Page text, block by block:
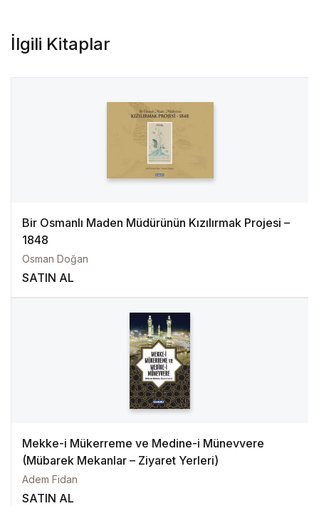
İlgili Kitaplar
Bir Osmanlı Maden Müdürünün Kızılırmak Projesi –
1848
Osman Doğan
SATIN AL
Mekke-i Mükerreme ve Medine-i Münevvere
(Mübarek Mekanlar – Ziyaret Yerleri)
Adem Fidan
SATIN AL